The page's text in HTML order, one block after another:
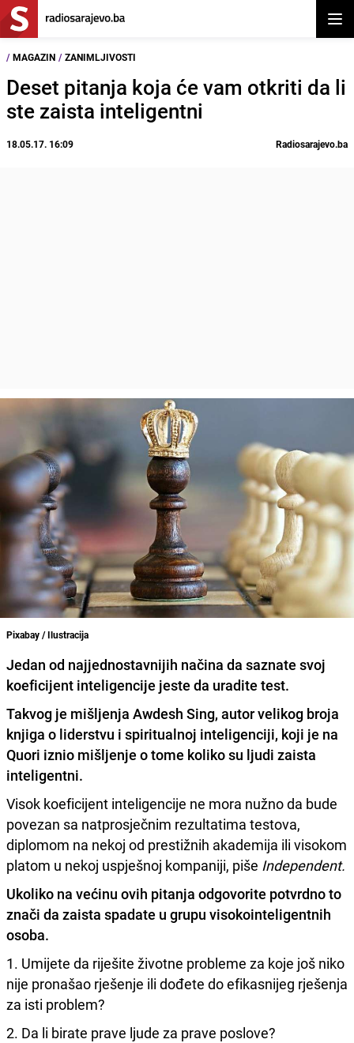
/ MAGAZIN / ZANIMLJIVOSTI
Deset pitanja koja će vam otkriti da li
ste zaista inteligentni
18.05.17. 16:09 Radiosarajevo.ba
Pixabay / Ilustracija
Jedan od najjednostavnijih načina da saznate svoj
koeficijent inteligencije jeste da uradite test.
Takvog je mišljenja Awdesh Sing, autor velikog broja
knjiga o liderstvu i spiritualnoj inteligenciji, koji je na
Quori iznio mišljenje o tome koliko su ljudi zaista
inteligentni.
Visok koeficijent inteligencije ne mora nužno da bude
povezan sa natprosječnim rezultatima testova,
diplomom na nekoj od prestižnih akademija ili visokom
platom u nekoj uspješnoj kompaniji, piše Independent.
Ukoliko na većinu ovih pitanja odgovorite potvrdno to
znači da zaista spadate u grupu visokointeligentnih
osoba.
1. Umijete da riješite životne probleme za koje još niko
nije pronašao rješenje ili dođete do efikasnijeg rješenja
za isti problem?
2. Da li birate prave ljude za prave poslove?